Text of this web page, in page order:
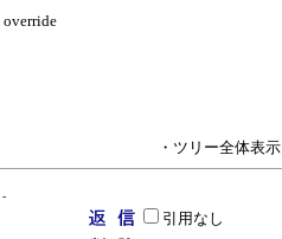
・ツリー全体表示
-
引用なし